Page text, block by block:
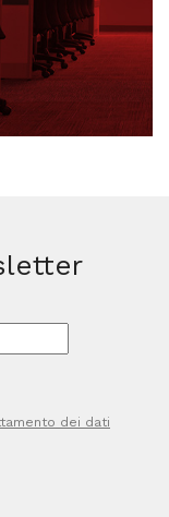
dei dati